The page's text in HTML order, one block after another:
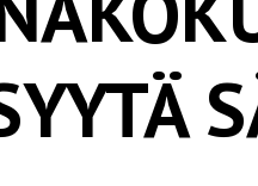
mokkula
WLAN (Wi-